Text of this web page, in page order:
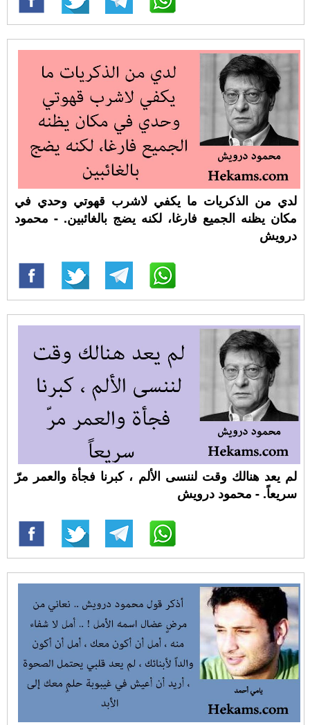
لدي من الذكريات ما يكفي لاشرب قهوتي وحدي في
مكان يظنه الجميع فارغا، لكنه يضج بالغائبين. - محمود
درويش
لم يعد هنالك وقت لننسى الألم ، كبرنا فجأة والعمر مرّ
سريعاً. - محمود درويش